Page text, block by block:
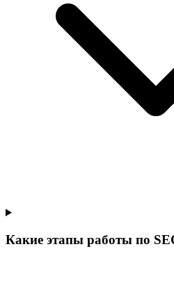
Какие этапы работы по